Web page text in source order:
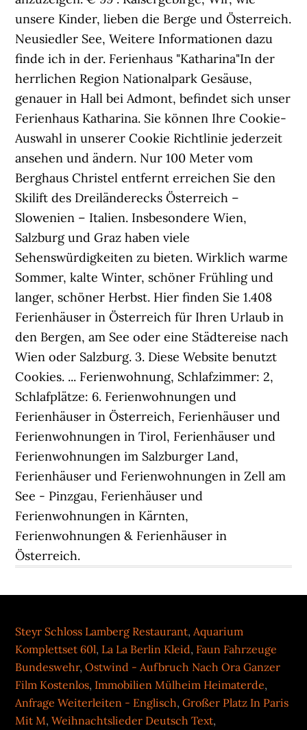
Steyr Schloss Lamberg Restaurant,Aquarium
Komplettset 60l, La La Berlin Kleid, Faun Fahrzeuge
Bundeswehr,Ostwind - Aufbruch Nach Ora Ganzer
Film Kostenlos, Immobilien Mülheim Heimaterde,
Anfrage Weiterleiten - Englisch,Großer Platz In Paris
Mit M,Weihnachtslieder Deutsch Text,